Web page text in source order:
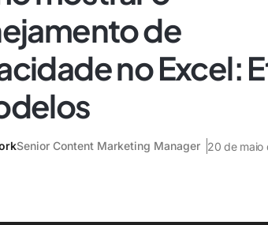
de
no Excel:
Senior Content Marketing Manager 20 de maio